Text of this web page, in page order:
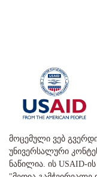
მოცემული ვებ
უნივერსალური
ნაწილია. ის USAID-